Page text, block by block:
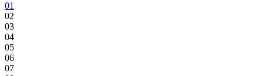
01
02
03
04
05
06
07